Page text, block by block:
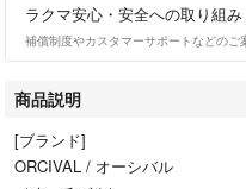
ラクマ安心・安全への取り組み
補償制度やカスタマーサポートなどのご
商品説明
[ブランド]
ORCIVAL / オーシバル